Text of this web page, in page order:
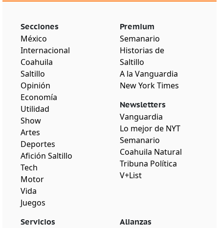
Secciones
México
Internacional
Coahuila
Saltillo
Opinión
Economía
Utilidad
Show
Artes
Deportes
Afición Saltillo
Tech
Motor
Vida
Juegos
Premium
Semanario
Historias de
Saltillo
A la Vanguardia
New York Times
Newsletters
Vanguardia
Lo mejor de NYT
Semanario
Coahuila Natural
Tribuna Política
V+List
Servicios Alianzas